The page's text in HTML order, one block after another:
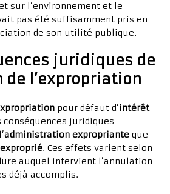
sur l’environnement et le
pas été suffisamment pris en
de son utilité publique.
juridiques de
de l’expropriation
pour défaut d’intérêt
conséquences juridiques
administration expropriante que
. Ces effets varient selon
auquel intervient l’annulation
déjà accomplis.